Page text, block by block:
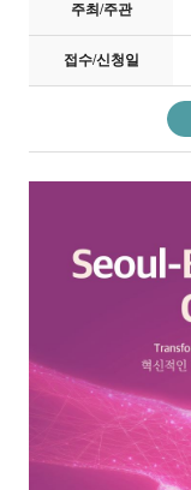
주최/주관
접수/신청일